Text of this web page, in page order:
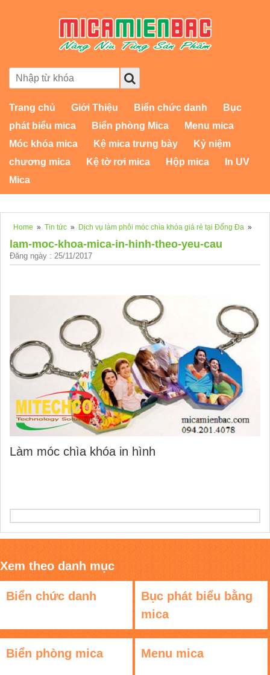
Trang chủ Giới Thiệu Biển chức danh
Bục
phát biểu mica
Biển phòng Mica
Menu mica
Móc khóa mica
Kệ mica trưng bày
Kỷ niệm
chương mica
Kệ tờ rơi mica Hộp mica
In UV
Mica
Home » Tin tức » Dịch vụ làm phôi móc chìa khóa giá rẻ tại Đống Đa »
lam-moc-khoa-mica-in-hinh-theo-yeu-cau
Đăng ngày : 25/11/2017
Làm móc chìa khóa in hình
Xem theo danh mục
Biển chức danh
Bục phát biểu bằng
mica
Biển phòng mica Menu mica